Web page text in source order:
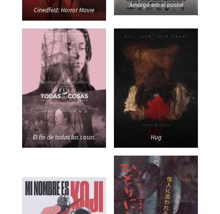
Cinedfest: Horror Movie
Amargo era el postre
El fin de todas las cosas Hug